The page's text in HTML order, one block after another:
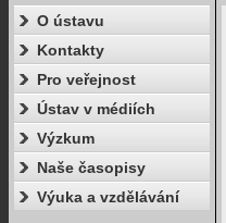
O ústavu
Kontakty
Pro veřejnost
Ústav v médiích
Výzkum
Naše časopisy
Výuka a vzdělávání